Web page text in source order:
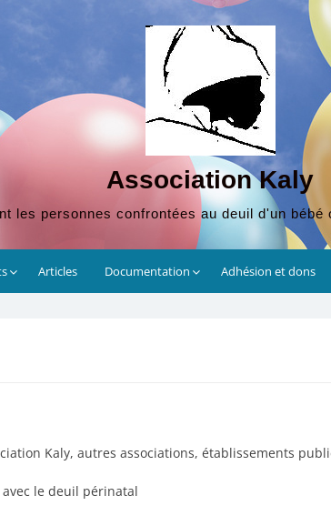
Association Kaly
les personnes confrontées au deuil d'un bébé
Articles Documentation Adhésion et dons
Kaly, autres associations, établissements
le deuil périnatal